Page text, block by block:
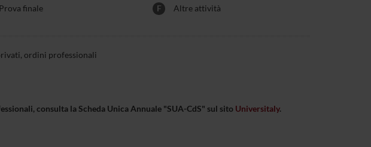
Prova finale F Altre attività
ordini professionali
consulta la Scheda Unica Annuale "SUA-CdS" sul sito Universitaly.